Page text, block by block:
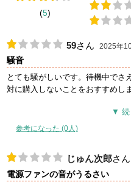
(5)
59さん 2025年
騒音
とても騒がしいです。待機中でさ
対に購入しないことをおすすめし
参考になった (0人)
じゅん次郎さん
電源ファンの音がうるさい